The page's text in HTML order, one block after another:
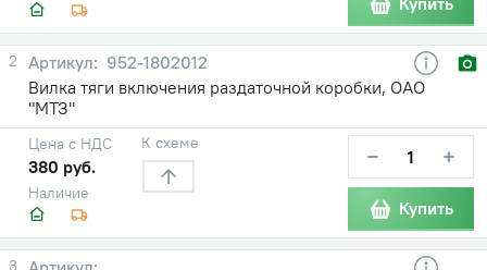
2
952-1802012
Вилка тяги включения раздаточной коробки, ОАО
"МТЗ"
Наличие
Цена с НДС
380 руб.
К схеме − +
Купить
3